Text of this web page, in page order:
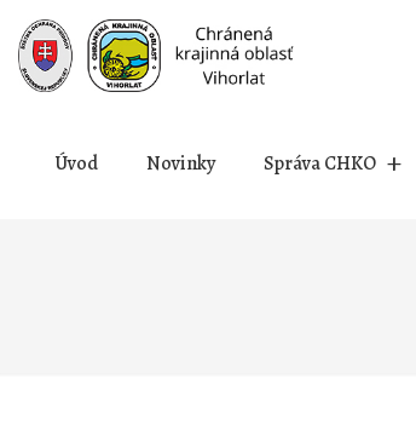
obsah
Úvod Novinky Správa CHKO